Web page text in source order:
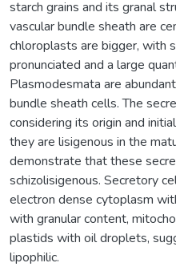
starch grains and its granal
vascular bundle sheath are
chloroplasts are bigger, with
pronunciated and a large
Plasmodesmata are
bundle sheath cells. The
considering its origin and
they are lisigenous in the
demonstrate that these
schizolisigenous. Secretory
electron dense cytoplasm
with granular content,
plastids with oil droplets,
lipophilic.